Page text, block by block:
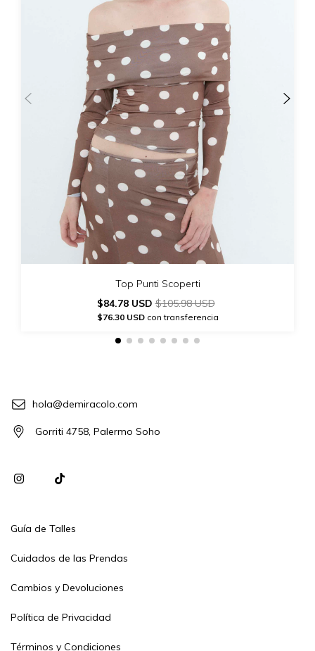
Top Punti Scoperti
$84.78 USD$105.98 USD
$76.30 USDcon transferencia
hola@demiracolo.com
Gorriti 4758, Palermo Soho
Guía de Talles
Cuidados de las Prendas
Cambios y Devoluciones
Política de Privacidad
Términos y Condiciones